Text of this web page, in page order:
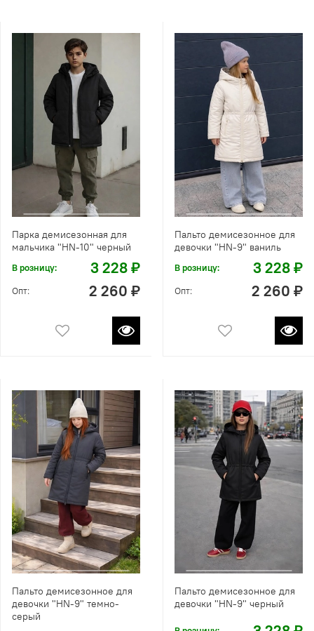
Парка демисезонная для
мальчика "HN-10" черный
В розницу: 3 228 ₽
Опт: 2 260 ₽
Пальто демисезонное для
девочки "HN-9" ваниль
В розницу: 3 228 ₽
Опт: 2 260 ₽
Пальто демисезонное для
девочки "HN-9" темно-
серый
Пальто демисезонное для
девочки "HN-9" черный